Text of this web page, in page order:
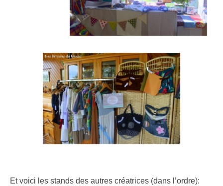
Et voici les stands des autres créatrices (dans l’ordre):